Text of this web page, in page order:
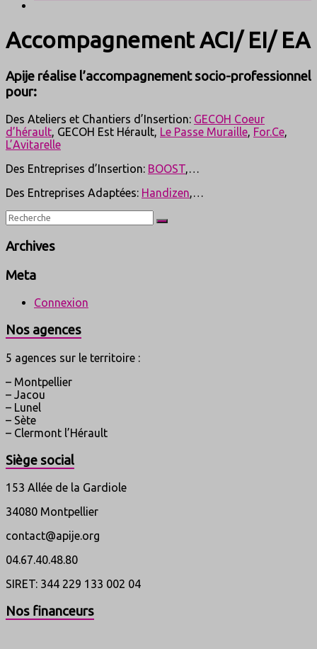
Accompagnement ACI/ EI/ EA
Apije réalise l’accompagnement socio-professionnel
pour:
Des Ateliers et Chantiers d’Insertion: GECOH Coeur
d’hérault, GECOH Est Hérault, Le Passe Muraille, For.Ce,
L’Avitarelle
Des Entreprises d’Insertion: BOOST,…
Des Entreprises Adaptées: Handizen,…
Archives
Meta
Connexion
Nos agences
5 agences sur le territoire :
– Montpellier
– Jacou
– Lunel
– Sète
– Clermont l’Hérault
Siège social
153 Allée de la Gardiole
34080 Montpellier
contact@apije.org
04.67.40.48.80
SIRET: 344 229 133 002 04
Nos financeurs